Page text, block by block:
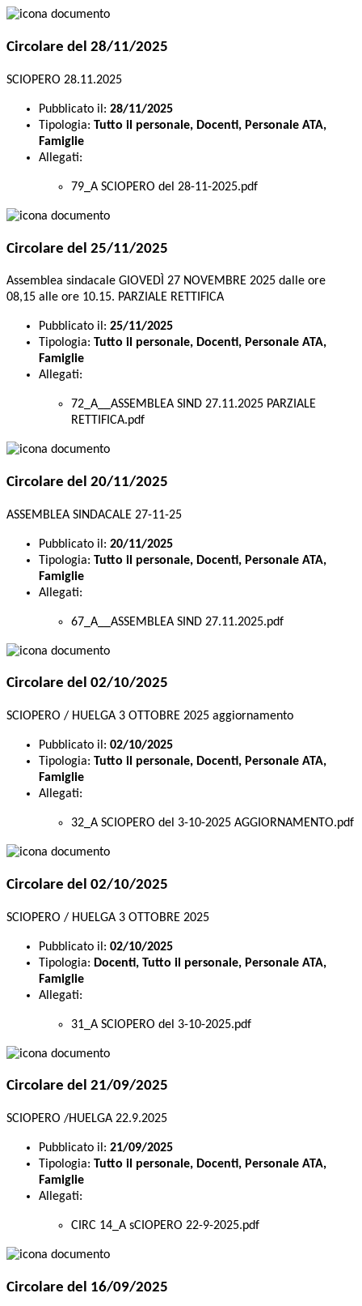
Circolare del 28/11/2025
SCIOPERO 28.11.2025
Pubblicato il: 28/11/2025
Tipologia: Tutto il personale, Docenti, Personale ATA,
Famiglie
Allegati:
79_A SCIOPERO del 28-11-2025.pdf
Circolare del 25/11/2025
Assemblea sindacale GIOVEDÌ 27 NOVEMBRE 2025 dalle ore
08,15 alle ore 10.15. PARZIALE RETTIFICA
Pubblicato il: 25/11/2025
Tipologia: Tutto il personale, Docenti, Personale ATA,
Famiglie
Allegati:
72_A__ASSEMBLEA SIND 27.11.2025 PARZIALE
RETTIFICA.pdf
Circolare del 20/11/2025
ASSEMBLEA SINDACALE 27-11-25
Pubblicato il: 20/11/2025
Tipologia: Tutto il personale, Docenti, Personale ATA,
Famiglie
Allegati:
67_A__ASSEMBLEA SIND 27.11.2025.pdf
Circolare del 02/10/2025
SCIOPERO / HUELGA 3 OTTOBRE 2025 aggiornamento
Pubblicato il: 02/10/2025
Tipologia: Tutto il personale, Docenti, Personale ATA,
Famiglie
Allegati:
32_A SCIOPERO del 3-10-2025 AGGIORNAMENTO.pdf
Circolare del 02/10/2025
SCIOPERO / HUELGA 3 OTTOBRE 2025
Pubblicato il: 02/10/2025
Tipologia: Docenti, Tutto il personale, Personale ATA,
Famiglie
Allegati:
31_A SCIOPERO del 3-10-2025.pdf
Circolare del 21/09/2025
SCIOPERO /HUELGA 22.9.2025
Pubblicato il: 21/09/2025
Tipologia: Tutto il personale, Docenti, Personale ATA,
Famiglie
Allegati:
CIRC 14_A sCIOPERO 22-9-2025.pdf
Circolare del 16/09/2025